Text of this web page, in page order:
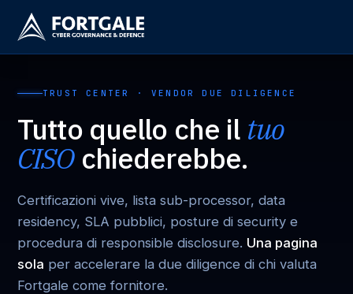
TRUST CENTER · VENDOR DUE DILIGENCE
Tutto quello che il tuo
CISOchiederebbe.
Certificazioni vive, lista sub-processor, data
residency, SLA pubblici, posture di security e
procedura di responsible disclosure. Una pagina
sola per accelerare la due diligence di chi valuta
Fortgale come fornitore.